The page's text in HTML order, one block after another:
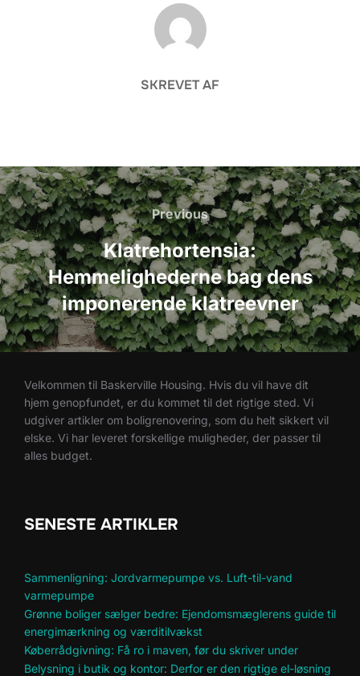
FORFATTER
SKREVET AF
Indlægsnavigation
Previous
Previous
Klatrehortensia:
Hemmelighederne bag dens
imponerende klatreevner
Velkommen til Baskerville Housing. Hvis du vil have dit
hjem genopfundet, er du kommet til det rigtige sted. Vi
udgiver artikler om boligrenovering, som du helt sikkert vil
elske. Vi har leveret forskellige muligheder, der passer til
alles budget.
SENESTE ARTIKLER
Sammenligning: Jordvarmepumpe vs. Luft-til-vand
varmepumpe
Grønne boliger sælger bedre: Ejendomsmæglerens guide til
energimærkning og værditilvækst
Køberrådgivning: Få ro i maven, før du skriver under
Belysning i butik og kontor: Derfor er den rigtige el-løsning